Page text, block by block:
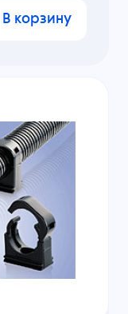
В корзину